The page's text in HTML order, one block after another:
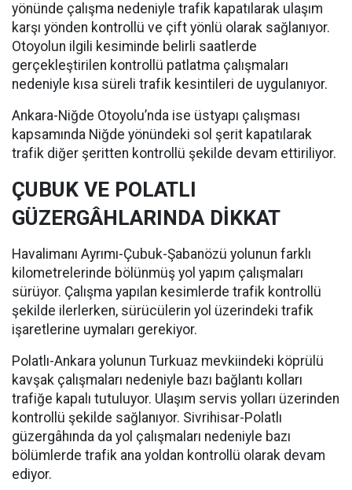
yönünde çalışma nedeniyle trafik kapatılarak ulaşım
karşı yönden kontrollü ve çift yönlü olarak sağlanıyor.
Otoyolun ilgili kesiminde belirli saatlerde
gerçekleştirilen kontrollü patlatma çalışmaları
nedeniyle kısa süreli trafik kesintileri de uygulanıyor.
Ankara-Niğde Otoyolu’nda ise üstyapı çalışması
kapsamında Niğde yönündeki sol şerit kapatılarak
trafik diğer şeritten kontrollü şekilde devam ettiriliyor.
ÇUBUK VE POLATLI
GÜZERGÂHLARINDA DİKKAT
Havalimanı Ayrımı-Çubuk-Şabanözü yolunun farklı
kilometrelerinde bölünmüş yol yapım çalışmaları
sürüyor. Çalışma yapılan kesimlerde trafik kontrollü
şekilde ilerlerken, sürücülerin yol üzerindeki trafik
işaretlerine uymaları gerekiyor.
Polatlı-Ankara yolunun Turkuaz mevkiindeki köprülü
kavşak çalışmaları nedeniyle bazı bağlantı kolları
trafiğe kapalı tutuluyor. Ulaşım servis yolları üzerinden
kontrollü şekilde sağlanıyor. Sivrihisar-Polatlı
güzergâhında da yol çalışmaları nedeniyle bazı
bölümlerde trafik ana yoldan kontrollü olarak devam
ediyor.